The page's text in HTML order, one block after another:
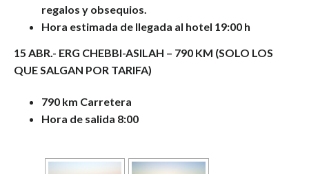
regalos y obsequios.
Hora estimada de llegada al hotel 19:00 h
15 ABR.- ERG CHEBBI-ASILAH – 790 KM (SOLO LOS
QUE SALGAN POR TARIFA)
790 km Carretera
Hora de salida 8:00